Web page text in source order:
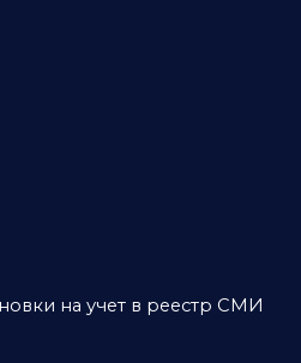
на учет в реестр СМИ